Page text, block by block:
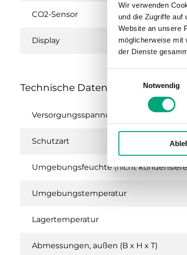
Wir verwenden
und die Zugriffe auf
Website an unsere
möglicherweise mit
der Dienste
Notwendig
CO2-Sensor
Display
Technische Daten für ED-RU-... –
Versorgungsspannung
Schutzart
Umgebungsfeuchte (nicht
Umgebungstemperatur
Lagertemperatur
Abmessungen, außen (B x H x T)